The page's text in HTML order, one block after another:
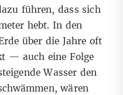
führen, dass sich
hebt. In den
über die Jahre oft
— auch eine Folge
Wasser den
wären